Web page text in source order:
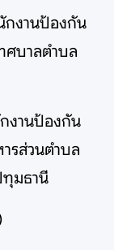
กงานป้องกัน
ศบาลตำบล
งานป้องกัน
รส่วนตำบล
ทุมธานี